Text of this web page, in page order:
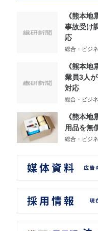
《熊本
事故受け
応
総合・ビジ
《熊本
業員3人
対応
総合・ビジ
《熊本
用品を無
総合・ビジ